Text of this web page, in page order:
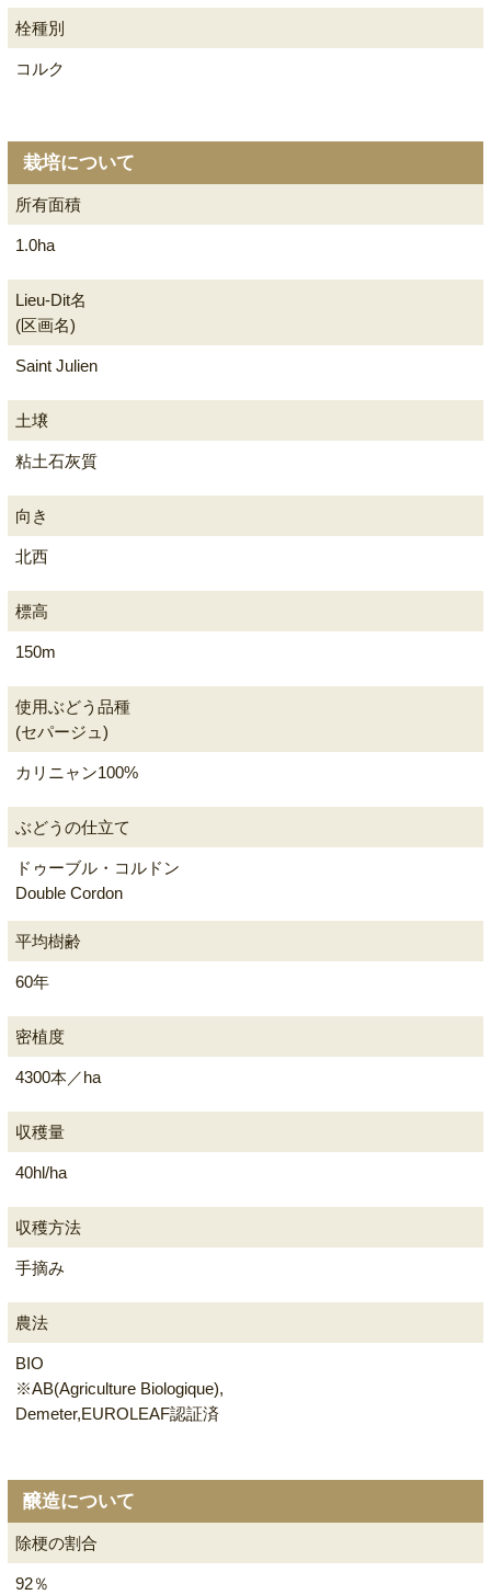
栓種別
コルク
栽培について
所有面積
1.0ha
Lieu-Dit名
(区画名)
Saint Julien
土壌
粘土石灰質
向き
北西
標高
150m
使用ぶどう品種
(セパージュ)
カリニャン100%
ぶどうの仕立て
ドゥーブル・コルドン
Double Cordon
平均樹齢
60年
密植度
4300本／ha
収穫量
40hl/ha
収穫方法
手摘み
農法
BIO
※AB(Agriculture Biologique),
Demeter,EUROLEAF認証済
醸造について
除梗の割合
92％